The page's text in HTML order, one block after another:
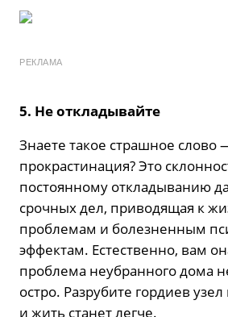
РЕКЛАМА
5. Не откладывайте
Знаете такое страшное слово
прокрастинация? Это
постоянному откладыванию
срочных дел, приводящая к
проблемам и болезненным
эффектам. Естественно, вам
проблема неубранного дома
остро. Разрубите гордиев
и жить станет легче.